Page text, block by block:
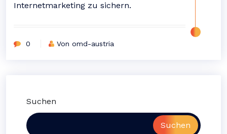
Internetmarketing zu sichern.
0 Von omd-austria
Suchen
Suchen